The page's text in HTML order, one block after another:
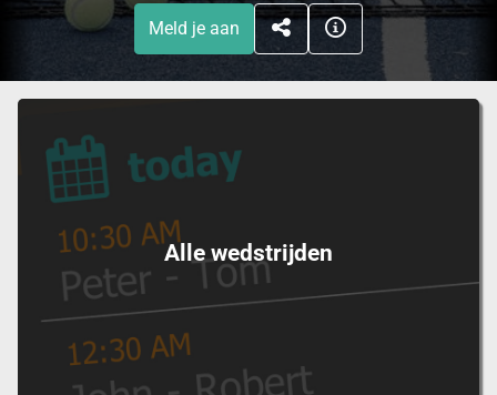
Meld je aan
Alle wedstrijden